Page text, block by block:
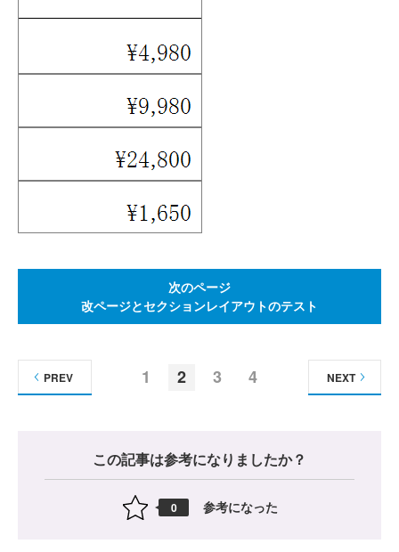
次のページ
改ページとセクションレイアウトのテスト
1 2 3 4
PREV NEXT
この記事は参考になりましたか？
0 参考になった